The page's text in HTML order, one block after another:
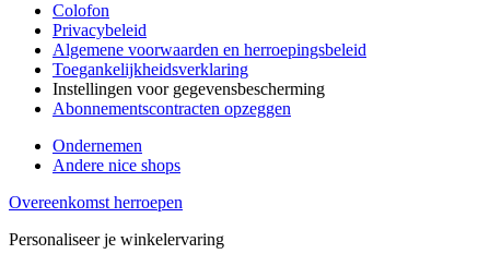
Colofon
Privacybeleid
Algemene voorwaarden en herroepingsbeleid
Toegankelijkheidsverklaring
Instellingen voor gegevensbescherming
Abonnementscontracten opzeggen
Ondernemen
Andere nice shops
Overeenkomst herroepen
Personaliseer je winkelervaring